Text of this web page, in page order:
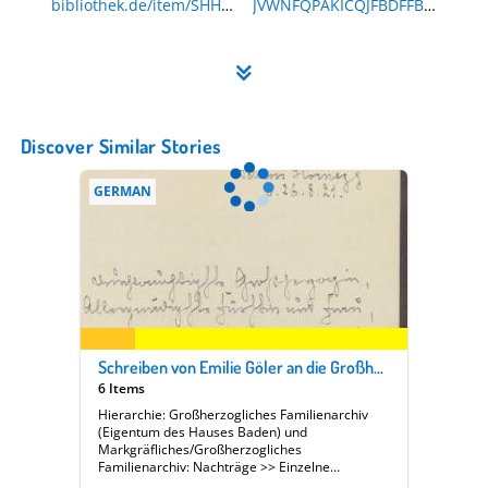
bibliothek.de/item/SHH6
Karlsruhe | FA N 2531 |
18
JVWNFQPAKICQJFBDFFBJ3
Discover Similar Stories
GERMAN
Schreiben von Emilie Göler an die Großherzogin Luise; Erkrankung von Emily Göler und das Befinden ihrer Schwester
6 Items
Hierarchie: Großherzogliches Familienarchiv
(Eigentum des Hauses Baden) und
Markgräfliches/Großherzogliches
Familienarchiv: Nachträge >> Einzelne